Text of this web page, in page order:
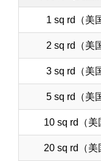
1 sq rd（美
2 sq rd（美
3 sq rd（美
5 sq rd（美
10 sq rd（美
20 sq rd（美